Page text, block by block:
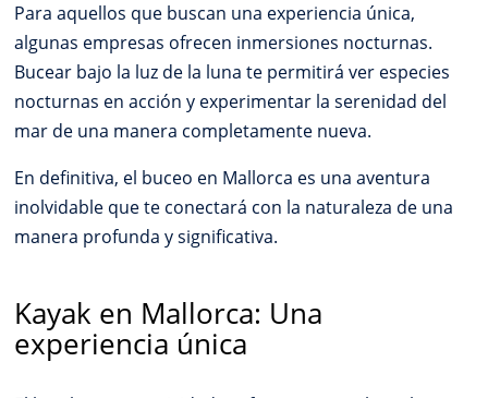
Para aquellos que buscan una experiencia única,
algunas empresas ofrecen inmersiones nocturnas.
Bucear bajo la luz de la luna te permitirá ver especies
nocturnas en acción y experimentar la serenidad del
mar de una manera completamente nueva.
En definitiva, el buceo en Mallorca es una aventura
inolvidable que te conectará con la naturaleza de una
manera profunda y significativa.
Kayak en Mallorca: Una
experiencia única